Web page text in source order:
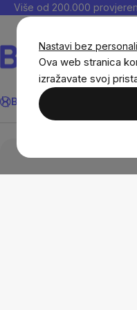
Nastavi bez
Ova web stranica
izražavate svoj
Preskoči
Više od 200.000
BrainMax®